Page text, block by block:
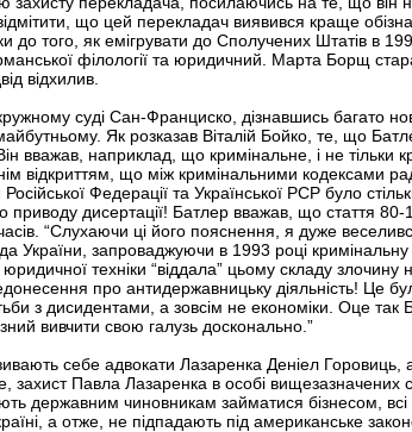
що цей перекладач виявився краще
до того, як емігрувати до Сполучених Штатів в
філології та юридичний. Марта Борщ
відхилив.
суді Сан-Франциско, дізнавшись багато
Як розказав Віталій Бойко, те, що
вважав, наприклад, що кримінальне, і не тільки
відкриттям, що між кримінальними кодексами
Федерації та Української РСР було
дисертації! Батлер вважав, що стаття 80-
“Слухаючи ці його пояснення, я дуже
запроваджуючи в 1993 році кримінальну
техніки “віддала” цьому складу
про антидержавницьку діяльність! Це
з дисидентами, а зовсім не економіки. Оце так
вивчити свою галузь досконально.”
себе адвокати Лазаренка Деніел
захист Павла Лазаренка в особі вищезазначених
державним чиновникам займатися бізнесом,
а отже, не підпадають під американське